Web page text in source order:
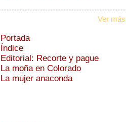
Ver
Portada
Índice
Editorial: Recorte y pague
La moña en Colorado
La mujer anaconda